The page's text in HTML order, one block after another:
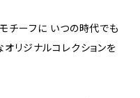
モチーフに いつの時代でも
オリジナルコレクションを